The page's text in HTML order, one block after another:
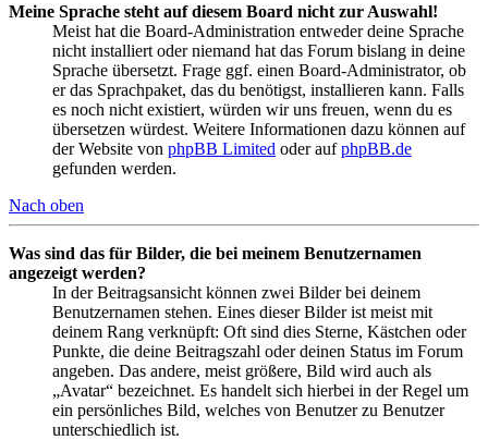
Meine Sprache steht auf diesem Board nicht zur Auswahl!
Meist hat die Board-Administration entweder deine Sprache
nicht installiert oder niemand hat das Forum bislang in deine
Sprache übersetzt. Frage ggf. einen Board-Administrator, ob
er das Sprachpaket, das du benötigst, installieren kann. Falls
es noch nicht existiert, würden wir uns freuen, wenn du es
übersetzen würdest. Weitere Informationen dazu können auf
der Website von phpBB Limited oder aufphpBB.de
gefunden werden.
Nach oben
Was sind das für Bilder, die bei meinem Benutzernamen
angezeigt werden?
In der Beitragsansicht können zwei Bilder bei deinem
Benutzernamen stehen. Eines dieser Bilder ist meist mit
deinem Rang verknüpft: Oft sind dies Sterne, Kästchen oder
Punkte, die deine Beitragszahl oder deinen Status im Forum
angeben. Das andere, meist größere, Bild wird auch als
„Avatar“ bezeichnet. Es handelt sich hierbei in der Regel um
ein persönliches Bild, welches von Benutzer zu Benutzer
unterschiedlich ist.